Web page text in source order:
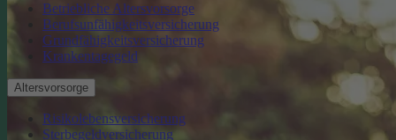
Betriebliche Altersvorsorge
Berufsunfähigkeitsversicherung
Grundfähigkeitsversicherung
Krankentagegeld
Altersvorsorge
Risikolebensversicherung
Sterbegeldversicherung